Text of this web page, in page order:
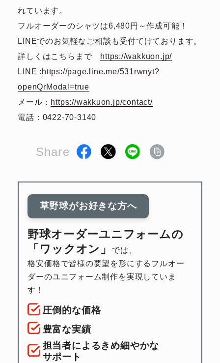
れています。
フルオーダーのシャツは6,480円～作成可能！
LINEでのお気軽なご相談も受付てけております。
詳しくはこちらまで
https://wakkuon.jp/
LINE : https://page.line.me/531rwnyt?
openQrModal=true
メール： https://wakkuon.jp/contact/
電話：0422-70-3140
Share
草野球がお好きな方へ
野球オーダーユニフォームの
「ワックオン」
では、
格安価格で皆様の要望を形にするフルオー
ダーのユニフォーム制作を実現していま
す！
圧倒的な価格
豊富な実績
担当者によるきめ細やかな
サポート